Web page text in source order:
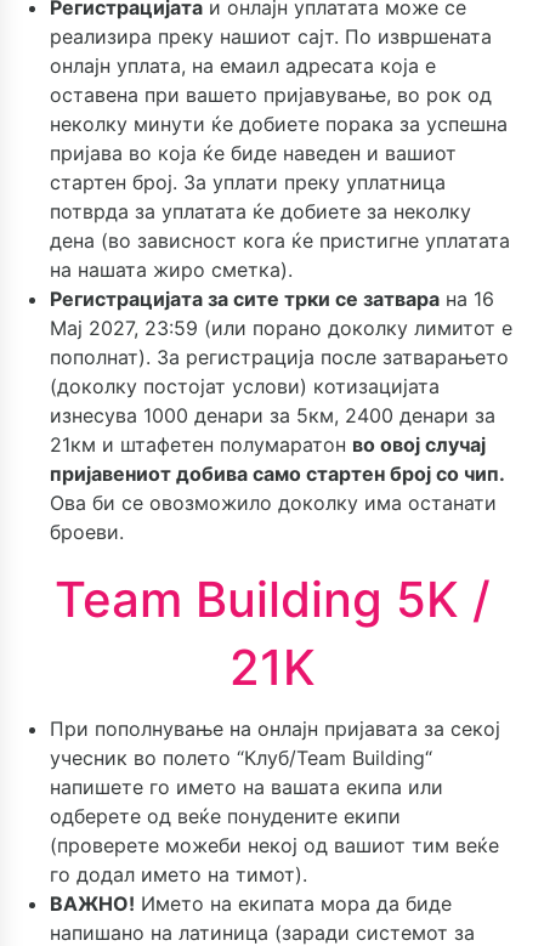
Регистрацијата и онлајн уплатата може се
реализира преку нашиот сајт. По извршената
онлајн уплата, на емаил адресата која е
оставена при вашето пријавување, во рок од
неколку минути ќе добиете порака за успешна
пријава во која ќе биде наведен и вашиот
стартен број. За уплати преку уплатница
потврда за уплатата ќе добиете за неколку
дена (во зависност кога ќе пристигне уплатата
на нашата жиро сметка).
Регистрацијата за сите трки се затвара на 16
Мај 2027, 23:59 (или порано доколку лимитот е
пополнат). За регистрација после затварањето
(доколку постојат услови) котизацијата
изнесува 1000 денари за 5км, 2400 денари за
21км и штафетен полумаратон во овој случај
пријавениот добива само стартен број со чип.
Ова би се овозможило доколку има останати
броеви.
Team Building 5K /
21K
При пополнување на онлајн пријавата за секој
учесник во полето “Клуб/Team Building“
напишете го името на вашата екипа или
одберете од веќе понудените екипи
(проверете можеби некој од вашиот тим веќе
го додал името на тимот).
ВАЖНО! Името на екипата мора да биде
напишано на латиница (заради системот за